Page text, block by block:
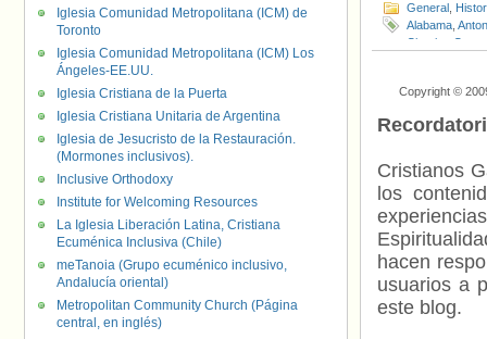
General
Alabama
Circuito
Corte
(Estados
Copyright ©
Cristianos
los
hacen
usuarios a
este blog.
Iglesia Comunidad Metropolitana (ICM) de
Toronto
Iglesia Comunidad Metropolitana (ICM) Los
Ángeles-EE.UU.
Iglesia Cristiana de la Puerta
Iglesia Cristiana Unitaria de Argentina
Iglesia de Jesucristo de la Restauración.
(Mormones inclusivos).
Inclusive Orthodoxy
Institute for Welcoming Resources
La Iglesia Liberación Latina, Cristiana
Ecuménica Inclusiva (Chile)
meTanoia (Grupo ecuménico inclusivo,
Andalucía oriental)
Metropolitan Community Church (Página
central, en inglés)